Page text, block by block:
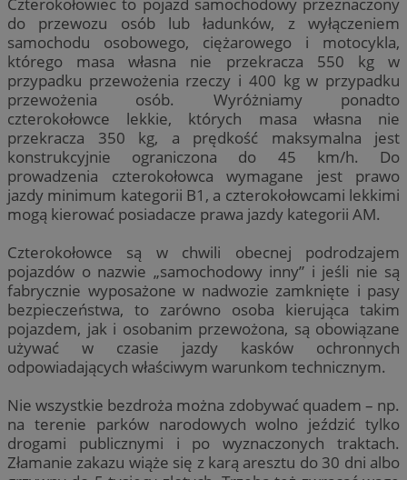
do przewozu osób lub ładunków, z wyłączeniem
samochodu osobowego, ciężarowego i motocykla,
którego masa własna nie przekracza 550 kg w
przypadku przewożenia rzeczy i 400 kg w przypadku
przewożenia osób. Wyróżniamy ponadto
czterokołowce lekkie, których masa własna nie
przekracza 350 kg, a prędkość maksymalna jest
konstrukcyjnie ograniczona do 45 km/h. Do
prowadzenia czterokołowca wymagane jest prawo
jazdy minimum kategorii B1, a czterokołowcami lekkimi
mogą kierować posiadacze prawa jazdy kategorii AM.
Czterokołowce są w chwili obecnej podrodzajem
pojazdów o nazwie „samochodowy inny” i jeśli nie są
fabrycznie wyposażone w nadwozie zamknięte i pasy
bezpieczeństwa, to zarówno osoba kierująca takim
pojazdem, jak i osobanim przewożona, są obowiązane
używać w czasie jazdy kasków ochronnych
odpowiadających właściwym warunkom technicznym.
Nie wszystkie bezdroża można zdobywać quadem – np.
na terenie parków narodowych wolno jeździć tylko
drogami publicznymi i po wyznaczonych traktach.
Złamanie zakazu wiąże się z karą aresztu do 30 dni albo